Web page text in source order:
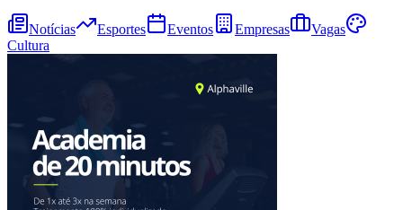
Notícias Esportes Eventos Empresas
Vagas
Cultura